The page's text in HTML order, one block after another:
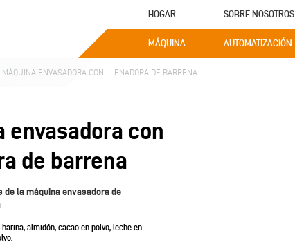
HOGAR SOBRE NOSOTROS
MÁQUINA AUTOMATIZACIÓN
MÁQUINA ENVASADORA CON LLENADORA DE BARRENA
envasadora con
de barrena
la máquina envasadora de
almidón, cacao en polvo, leche en